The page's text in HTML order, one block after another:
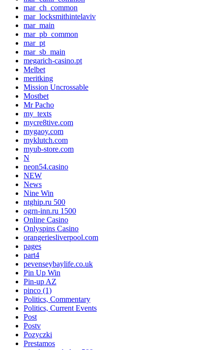
mar_ch_common
mar_locksmithintelaviv
mar_main
mar_pb_common
mar_pt
mar_sb_main
megarich-casino.pt
Melbet
meritking
Mission Uncrossable
Mostbet
Mr Pacho
my_texts
mycre8tive.com
mygaoy.com
myklutch.com
myub-store.com
N
neon54.casino
NEW
News
Nine Win
ntghip.ru 500
ogrn-inn.ru 1500
Online Casino
Onlyspins Casino
orangeriesliverpool.com
pages
part4
pevenseybaylife.co.uk
Pin Up Win
Pin-up AZ
pinco (1)
Politics, Commentary
Politics, Current Events
Post
Postv
Pozyczki
Prestamos